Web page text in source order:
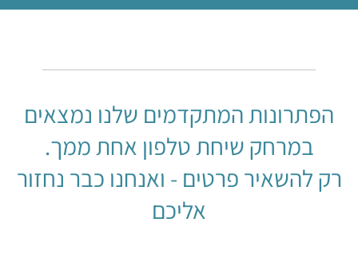
הפתרונות המתקדמים שלנו נמצאים
במרחק שיחת טלפון אחת ממך.
רק להשאיר פרטים - ואנחנו כבר נחזור
אליכם